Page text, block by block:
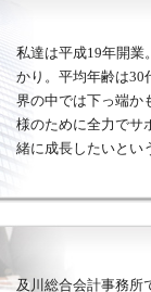
私達は平成19年開業
かり。平均年齢は30
界の中では下っ端か
様のために全力でサ
緒に成長したいとい
及川総合会計事務所